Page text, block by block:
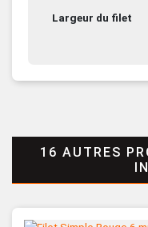
Largeur du filet
16 AUTRES